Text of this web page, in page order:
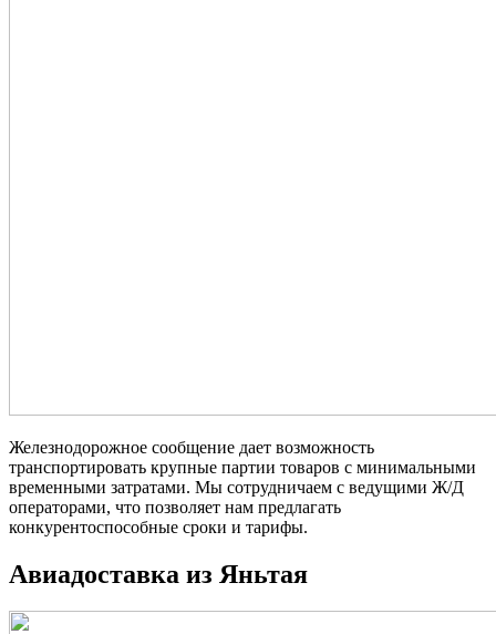
Железнодорожное сообщение дает возможность
транспортировать крупные партии товаров с минимальными
временными затратами. Мы сотрудничаем с ведущими Ж/Д
операторами, что позволяет нам предлагать
конкурентоспособные сроки и тарифы.
Авиадоставка из Яньтая